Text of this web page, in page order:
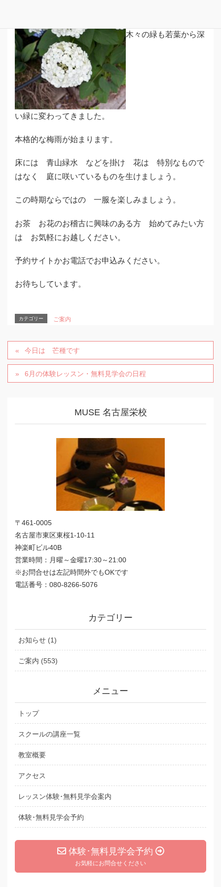
木々の緑も若葉から深
い緑に変わってきました。
本格的な梅雨が始まります。
床には 青山緑水 などを掛け 花は 特別なもので
はなく 庭に咲いているものを生けましょう。
この時期ならではの 一服を楽しみましょう。
お茶 お花のお稽古に興味のある方 始めてみたい方
は お気軽にお越しください。
予約サイトかお電話でお申込みください。
お待ちしています。
カテゴリー ご案内
今日は 芒種です
6月の体験レッスン・無料見学会の日程
MUSE 名古屋栄校
〒461-0005
名古屋市東区東桜1-10-11
神楽町ビル40B
営業時間：月曜～金曜17:30～21:00
※お問合せは左記時間外でもOKです
電話番号：080-8266-5076
カテゴリー
お知らせ (1)
ご案内 (553)
メニュー
トップ
スクールの講座一覧
教室概要
アクセス
レッスン体験･無料見学会案内
体験･無料見学会予約
体験･無料見学会予約
お気軽にお問合せください